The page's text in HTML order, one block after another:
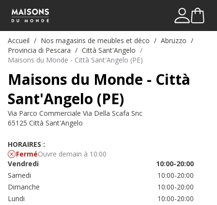
Mon
Me
Accueil Nos magasins de meubles et déco
Abruzzo
Provincia di Pescara
Città Sant'Angelo
Maisons du Monde - Città Sant'Angelo (PE)
Maisons du Monde - Città
Sant'Angelo (PE)
Via Parco Commerciale Via Della Scafa Snc
65125 Città Sant'Angelo
HORAIRES :
FerméOuvre demain à 10:00
Vendredi
10:00-20:00
Samedi
10:00-20:00
Dimanche
10:00-20:00
Lundi
10:00-20:00